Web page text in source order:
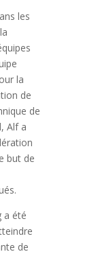
les
la
de
de
Alf a
but de
a été
de